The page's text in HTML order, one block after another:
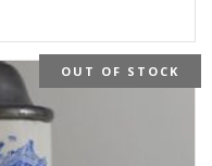
OUT OF STOCK